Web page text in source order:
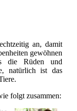
an, damit
gewöhnen
die Rüden und
natürlich ist das
folgt zusammen: